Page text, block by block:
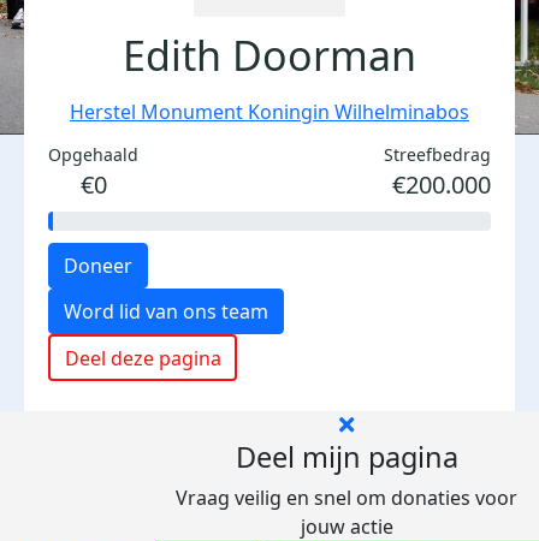
Edith Doorman
Herstel Monument Koningin Wilhelminabos
Opgehaald
€0
Streefbedrag
€200.000
Doneer
Word lid van ons team
Deel deze pagina
Deel mijn pagina
Vraag veilig en snel om donaties voor
jouw actie